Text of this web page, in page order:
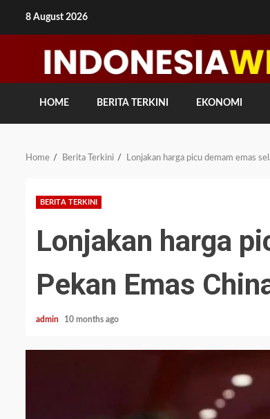
8 August 2026
HOME BERITA TERKINI EKONOMI
Home Berita Terkini Lonjakan harga picu demam emas
BERITA TERKINI
Lonjakan harga
Pekan Emas
admin 10 months ago